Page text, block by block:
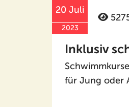
20 Juli
2023
Inklusiv
für Jung oder